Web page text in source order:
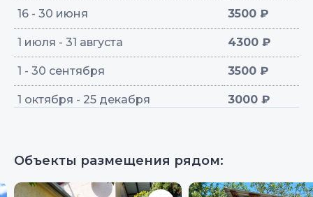
16 - 30 июня 3500 ₽
1 июля - 31 августа 4300 ₽
1 - 30 сентября 3500 ₽
1 октября - 25 декабря 3000 ₽
Объекты размещения рядом: